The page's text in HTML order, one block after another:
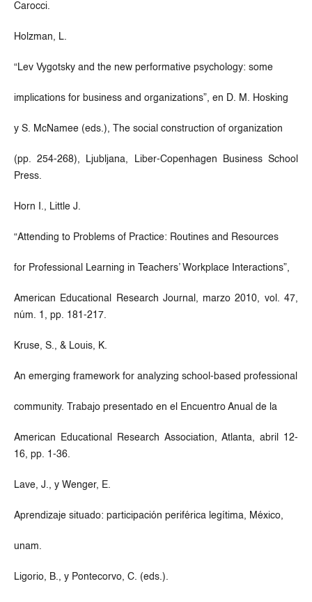
Carocci.
Holzman, L.
“Lev Vygotsky and the new performative psychology: some
implications for business and organizations”, en D. M. Hosking
y S. McNamee (eds.), The social construction of organization
(pp. 254-268), Ljubljana, Liber-Copenhagen Business School
Press.
Horn I., Little J.
“Attending to Problems of Practice: Routines and Resources
for Professional Learning in Teachers’ Workplace Interactions”,
American Educational Research Journal, marzo 2010, vol. 47,
núm. 1, pp. 181-217.
Kruse, S., & Louis, K.
An emerging framework for analyzing school-based professional
community. Trabajo presentado en el Encuentro Anual de la
American Educational Research Association, Atlanta, abril 12-
16, pp. 1-36.
Lave, J., y Wenger, E.
Aprendizaje situado: participación periférica legítima, México,
unam.
Ligorio, B., y Pontecorvo, C. (eds.).